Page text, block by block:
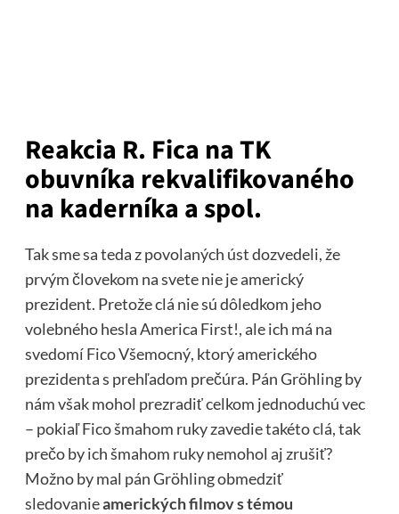
Reakcia R. Fica na TK
obuvníka rekvalifikovaného
na kaderníka a spol.
Tak sme sa teda z povolaných úst dozvedeli, že
prvým človekom na svete nie je americký
prezident. Pretože clá nie sú dôledkom jeho
volebného hesla America First!, ale ich má na
svedomí Fico Všemocný, ktorý amerického
prezidenta s prehľadom prečúra. Pán Gröhling by
nám však mohol prezradiť celkom jednoduchú vec
– pokiaľ Fico šmahom ruky zavedie takéto clá, tak
prečo by ich šmahom ruky nemohol aj zrušiť?
Možno by mal pán Gröhling obmedziť
sledovanieamerických filmov s témou